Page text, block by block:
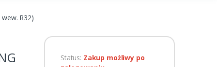
wew. R32)
Status: Zakup możliwy po